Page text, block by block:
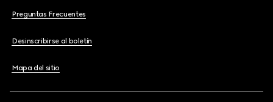
Preguntas Frecuentes
Desinscribirse al boletín
Mapa del sitio